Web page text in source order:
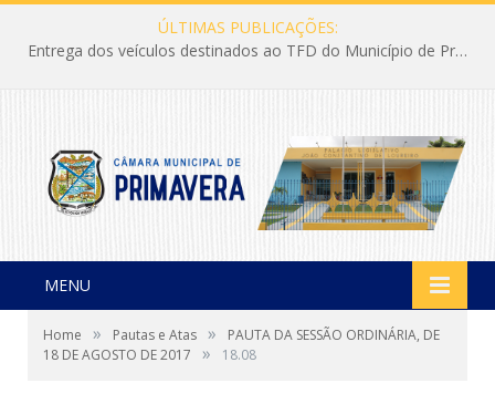
ÚLTIMAS PUBLICAÇÕES:
Entrega dos veículos destinados ao TFD do Município de Primavera
MENU
Home » Pautas e Atas »
PAUTA DA SESSÃO ORDINÁRIA, DE
18 DE AGOSTO DE 2017
» 18.08